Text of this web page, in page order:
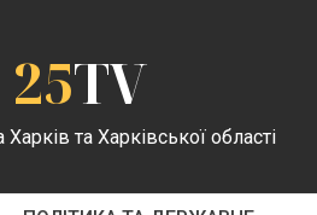
25TV
та Харківської області